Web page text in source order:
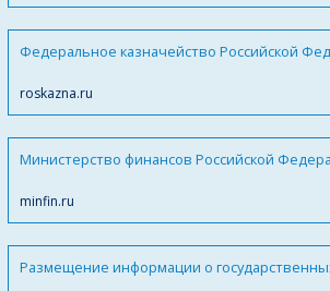
Федеральное казначейство Российской
roskazna.ru
Министерство финансов Российской
minfin.ru
Размещение информации о